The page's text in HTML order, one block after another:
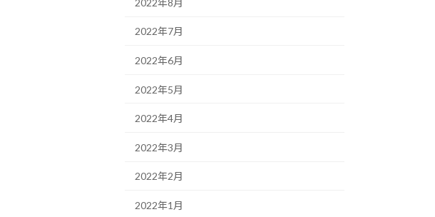
2022年7月
2022年6月
2022年5月
2022年4月
2022年3月
2022年2月
2022年1月